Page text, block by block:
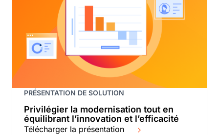
PRÉSENTATION DE SOLUTION
Privilégier la modernisation tout en
équilibrant l’innovation et l’efficacité
Télécharger la présentation